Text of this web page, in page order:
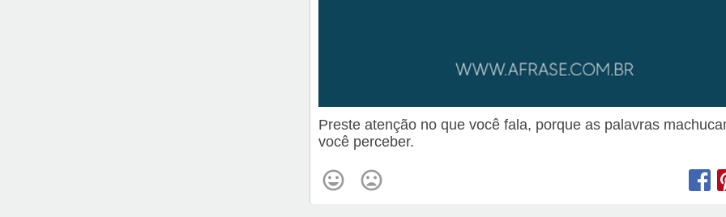
Preste atenção no que você fala, porque as palavras
você perceber.